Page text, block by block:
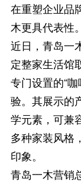
在重塑企业品
木更具代表性。
近日，青岛一
定整家生活馆
专门设置的“
验。其展示的
学元素，可兼
多种家装风格
印象。
青岛一木营销